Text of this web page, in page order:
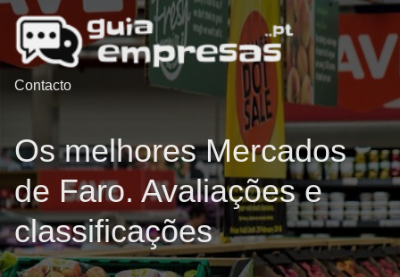
Contacto
Os melhores Mercados
de Faro. Avaliações e
classificações